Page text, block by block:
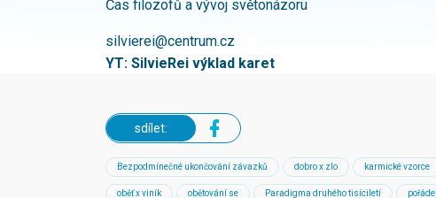
Čas filozofů a vývoj světonázoru
silvierei@centrum.cz
YT: SilvieRei výklad karet
sdílet:
Bezpodmínečné ukončování závazků dobro x zlo karmické vzorce
oběť x viník obětování se Paradigma druhého tisíciletí